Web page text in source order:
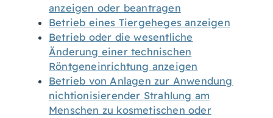
anzeigen oder beantragen
Betrieb eines Tiergeheges anzeigen
Betrieb oder die wesentliche
Änderung einer technischen
Röntgeneinrichtung anzeigen
Betrieb von Anlagen zur Anwendung
nichtionisierender Strahlung am
Menschen zu kosmetischen oder